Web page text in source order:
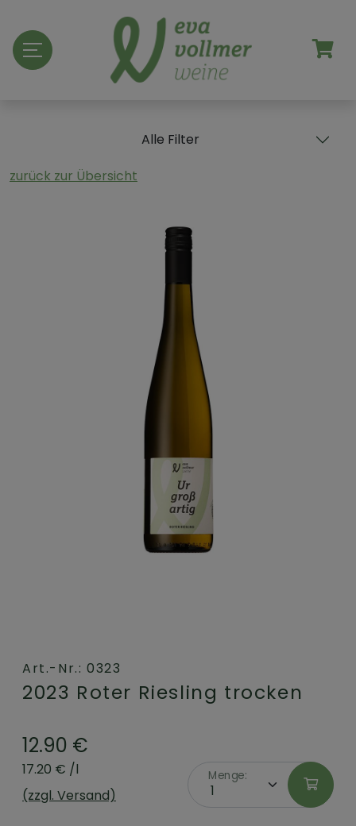
Alle Filter
zurück zur Übersicht
Art.-Nr.: 0323
2023 Roter Riesling trocken
12.90 €
17.20 € /l
(zzgl. Versand)
Menge: